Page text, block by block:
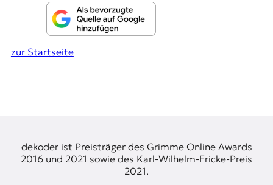
zur Startseite
dekoder ist Preisträger des Grimme Online Awards
2016 und 2021 sowie des Karl-Wilhelm-Fricke-Preis
2021.